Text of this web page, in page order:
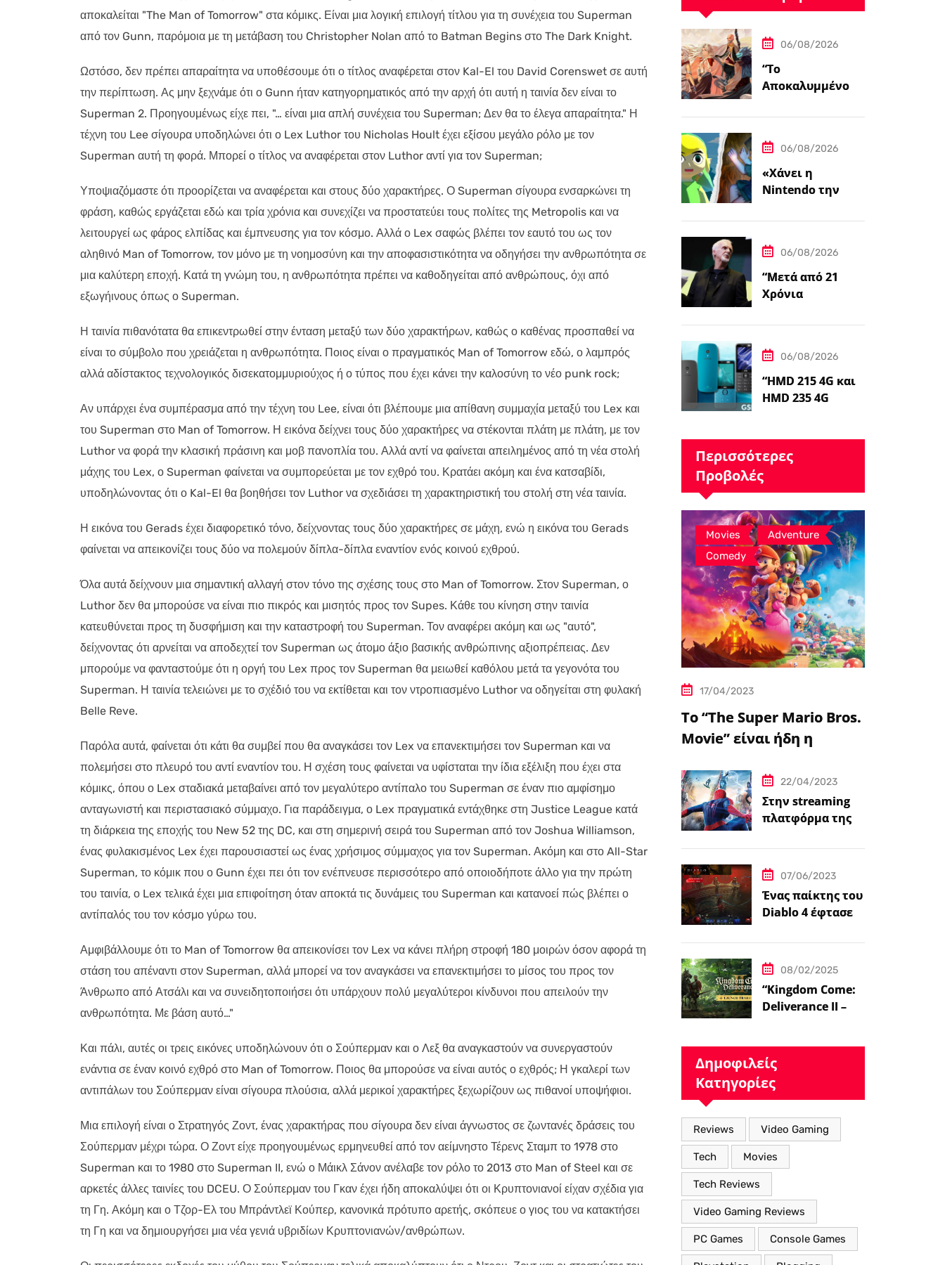
αποκαλείται "The Man of Tomorrow" στα κόμικς. Είναι μια λογική επιλογή τίτλου για τη συνέχεια του Superman
από τον Gunn, παρόμοια με τη μετάβαση του Christopher Nolan από το Batman Begins στο The Dark Knight.
Ωστόσο, δεν πρέπει απαραίτητα να υποθέσουμε ότι ο τίτλος αναφέρεται στον Kal-El του David Corenswet σε αυτή
την περίπτωση. Ας μην ξεχνάμε ότι ο Gunn ήταν κατηγορηματικός από την αρχή ότι αυτή η ταινία δεν είναι το
Superman 2. Προηγουμένως είχε πει, "… είναι μια απλή συνέχεια του Superman; Δεν θα το έλεγα απαραίτητα." Η
τέχνη του Lee σίγουρα υποδηλώνει ότι ο Lex Luthor του Nicholas Hoult έχει εξίσου μεγάλο ρόλο με τον
Superman αυτή τη φορά. Μπορεί ο τίτλος να αναφέρεται στον Luthor αντί για τον Superman;
Υποψιαζόμαστε ότι προορίζεται να αναφέρεται και στους δύο χαρακτήρες. Ο Superman σίγουρα ενσαρκώνει τη
φράση, καθώς εργάζεται εδώ και τρία χρόνια και συνεχίζει να προστατεύει τους πολίτες της Metropolis και να
λειτουργεί ως φάρος ελπίδας και έμπνευσης για τον κόσμο. Αλλά ο Lex σαφώς βλέπει τον εαυτό του ως τον
αληθινό Man of Tomorrow, τον μόνο με τη νοημοσύνη και την αποφασιστικότητα να οδηγήσει την ανθρωπότητα σε
μια καλύτερη εποχή. Κατά τη γνώμη του, η ανθρωπότητα πρέπει να καθοδηγείται από ανθρώπους, όχι από
εξωγήινους όπως ο Superman.
Η ταινία πιθανότατα θα επικεντρωθεί στην ένταση μεταξύ των δύο χαρακτήρων, καθώς ο καθένας προσπαθεί να
είναι το σύμβολο που χρειάζεται η ανθρωπότητα. Ποιος είναι ο πραγματικός Man of Tomorrow εδώ, ο λαμπρός
αλλά αδίστακτος τεχνολογικός δισεκατομμυριούχος ή ο τύπος που έχει κάνει την καλοσύνη το νέο punk rock;
Αν υπάρχει ένα συμπέρασμα από την τέχνη του Lee, είναι ότι βλέπουμε μια απίθανη συμμαχία μεταξύ του Lex και
του Superman στο Man of Tomorrow. Η εικόνα δείχνει τους δύο χαρακτήρες να στέκονται πλάτη με πλάτη, με τον
Luthor να φορά την κλασική πράσινη και μοβ πανοπλία του. Αλλά αντί να φαίνεται απειλημένος από τη νέα στολή
μάχης του Lex, ο Superman φαίνεται να συμπορεύεται με τον εχθρό του. Κρατάει ακόμη και ένα κατσαβίδι,
υποδηλώνοντας ότι ο Kal-El θα βοηθήσει τον Luthor να σχεδιάσει τη χαρακτηριστική του στολή στη νέα ταινία.
Η εικόνα του Gerads έχει διαφορετικό τόνο, δείχνοντας τους δύο χαρακτήρες σε μάχη, ενώ η εικόνα του Gerads
φαίνεται να απεικονίζει τους δύο να πολεμούν δίπλα-δίπλα εναντίον ενός κοινού εχθρού.
Όλα αυτά δείχνουν μια σημαντική αλλαγή στον τόνο της σχέσης τους στο Man of Tomorrow. Στον Superman, ο
Luthor δεν θα μπορούσε να είναι πιο πικρός και μισητός προς τον Supes. Κάθε του κίνηση στην ταινία
κατευθύνεται προς τη δυσφήμιση και την καταστροφή του Superman. Τον αναφέρει ακόμη και ως "αυτό",
δείχνοντας ότι αρνείται να αποδεχτεί τον Superman ως άτομο άξιο βασικής ανθρώπινης αξιοπρέπειας. Δεν
μπορούμε να φανταστούμε ότι η οργή του Lex προς τον Superman θα μειωθεί καθόλου μετά τα γεγονότα του
Superman. Η ταινία τελειώνει με το σχέδιό του να εκτίθεται και τον ντροπιασμένο Luthor να οδηγείται στη φυλακή
Belle Reve.
Παρόλα αυτά, φαίνεται ότι κάτι θα συμβεί που θα αναγκάσει τον Lex να επανεκτιμήσει τον Superman και να
πολεμήσει στο πλευρό του αντί εναντίον του. Η σχέση τους φαίνεται να υφίσταται την ίδια εξέλιξη που έχει στα
κόμικς, όπου ο Lex σταδιακά μεταβαίνει από τον μεγαλύτερο αντίπαλο του Superman σε έναν πιο αμφίσημο
ανταγωνιστή και περιστασιακό σύμμαχο. Για παράδειγμα, ο Lex πραγματικά εντάχθηκε στη Justice League κατά
τη διάρκεια της εποχής του New 52 της DC, και στη σημερινή σειρά του Superman από τον Joshua Williamson,
ένας φυλακισμένος Lex έχει παρουσιαστεί ως ένας χρήσιμος σύμμαχος για τον Superman. Ακόμη και στο All-Star
Superman, το κόμικ που ο Gunn έχει πει ότι τον ενέπνευσε περισσότερο από οποιοδήποτε άλλο για την πρώτη
του ταινία, ο Lex τελικά έχει μια επιφοίτηση όταν αποκτά τις δυνάμεις του Superman και κατανοεί πώς βλέπει ο
αντίπαλός του τον κόσμο γύρω του.
Αμφιβάλλουμε ότι το Man of Tomorrow θα απεικονίσει τον Lex να κάνει πλήρη στροφή 180 μοιρών όσον αφορά τη
στάση του απέναντι στον Superman, αλλά μπορεί να τον αναγκάσει να επανεκτιμήσει το μίσος του προς τον
Άνθρωπο από Ατσάλι και να συνειδητοποιήσει ότι υπάρχουν πολύ μεγαλύτεροι κίνδυνοι που απειλούν την
ανθρωπότητα. Με βάση αυτό…"
Και πάλι, αυτές οι τρεις εικόνες υποδηλώνουν ότι ο Σούπερμαν και ο Λεξ θα αναγκαστούν να συνεργαστούν
ενάντια σε έναν κοινό εχθρό στο Man of Tomorrow. Ποιος θα μπορούσε να είναι αυτός ο εχθρός; Η γκαλερί των
αντιπάλων του Σούπερμαν είναι σίγουρα πλούσια, αλλά μερικοί χαρακτήρες ξεχωρίζουν ως πιθανοί υποψήφιοι.
Μια επιλογή είναι ο Στρατηγός Ζοντ, ένας χαρακτήρας που σίγουρα δεν είναι άγνωστος σε ζωντανές δράσεις του
Σούπερμαν μέχρι τώρα. Ο Ζοντ είχε προηγουμένως ερμηνευθεί από τον αείμνηστο Τέρενς Σταμπ το 1978 στο
Superman και το 1980 στο Superman II, ενώ ο Μάικλ Σάνον ανέλαβε τον ρόλο το 2013 στο Man of Steel και σε
αρκετές άλλες ταινίες του DCEU. Ο Σούπερμαν του Γκαν έχει ήδη αποκαλύψει ότι οι Κρυπτονιανοί είχαν σχέδια για
τη Γη. Ακόμη και ο Τζορ-Ελ του Μπράντλεϊ Κούπερ, κανονικά πρότυπο αρετής, σκόπευε ο γιος του να κατακτήσει
τη Γη και να δημιουργήσει μια νέα γενιά υβριδίων Κρυπτονιανών/ανθρώπων.
06/08/2026
“Το
Αποκαλυμμένο
και Κονσόλες”
06/08/2026
«Χάνει η
Nintendo την
06/08/2026
“Μετά από 21
Χρόνια
Ταινιών Avatar, ο
James Cameron
Τώρα Λέει…
06/08/2026
“HMD 215 4G και
HMD 235 4G
το…
Περισσότερες
Προβολές
Movies , Adventure ,
Comedy
17/04/2023
Το “The Super Mario Bros.
Movie” είναι ήδη η
μεταφορά
βιντεοπαιχνιδιού στον
κινηματογράφο
22/04/2023
Στην streaming
πλατφόρμα της
σήμερα πέντε
ταινίες Spider-
Man
07/06/2023
Ένας παίκτης του
Diablo 4 έφτασε
08/02/2025
“Kingdom Come:
Deliverance II – Η
Κόσμο με Νέα
Βελτιωμένα
Χαρακτηριστικά”
Δημοφιλείς
Κατηγορίες
Reviews Video Gaming
Tech Movies
Tech Reviews
Video Gaming Reviews
PC Games Console Games